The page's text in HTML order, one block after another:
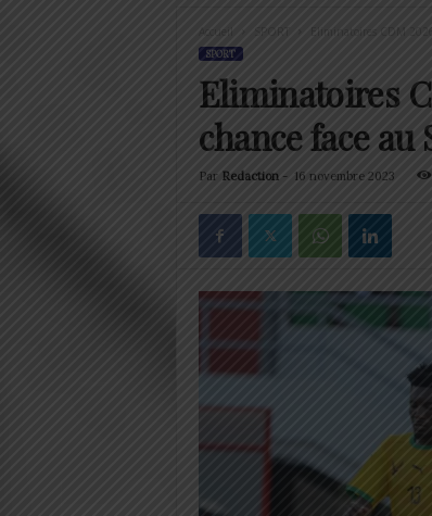
Accueil SPORT Eliminatoires CDM
SPORT
Eliminatoires
chance face au
Par Redaction- 16 novembre 2023